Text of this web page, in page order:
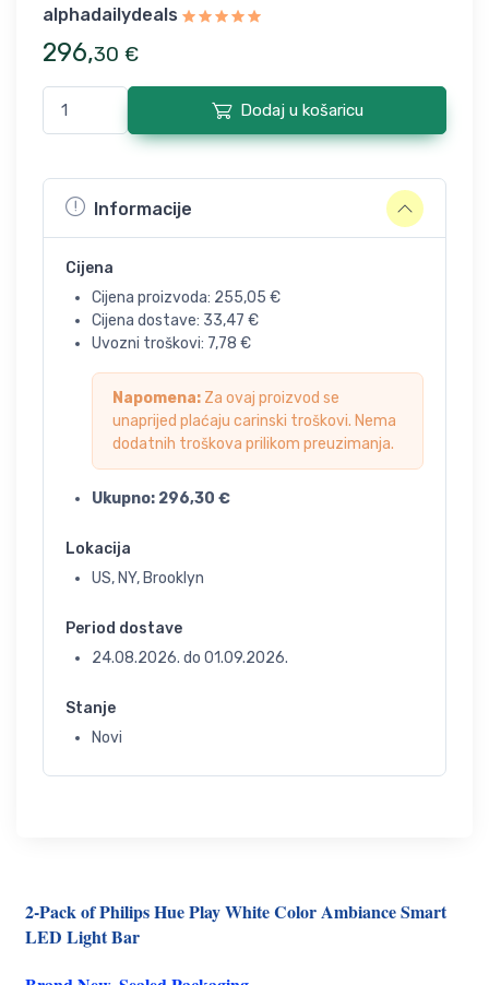
alphadailydeals
296,30 €
Dodaj u košaricu
Informacije
Cijena
Cijena proizvoda: 255,05 €
Cijena dostave: 33,47 €
Uvozni troškovi: 7,78 €
Napomena: Za ovaj proizvod se
unaprijed plaćaju carinski troškovi. Nema
dodatnih troškova prilikom preuzimanja.
Ukupno: 296,30 €
Lokacija
US, NY, Brooklyn
Period dostave
24.08.2026. do 01.09.2026.
Stanje
Novi